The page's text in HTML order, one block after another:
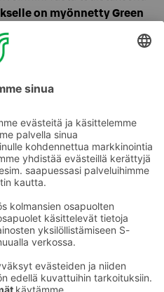
on myönnetty Green
kansainvälinen
kestävää matkailua.
myötä matkustajilla on
pienentää omaa
tarkemmintäältä.
Sokos Hotels uutiskirje
Tilaa uutiskirje
Saat Sokos Hotellien uusimmat
edut ja uutiset sähköpostiisi
kuukausittain.